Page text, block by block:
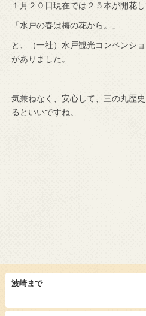
１月２０日現在では２５本が開花し
「水戸の春は梅の花から。」
と、（一社）水戸観光コンベンシ
がありました。
気兼ねなく、安心して、三の丸歴
るといいですね。
波崎まで